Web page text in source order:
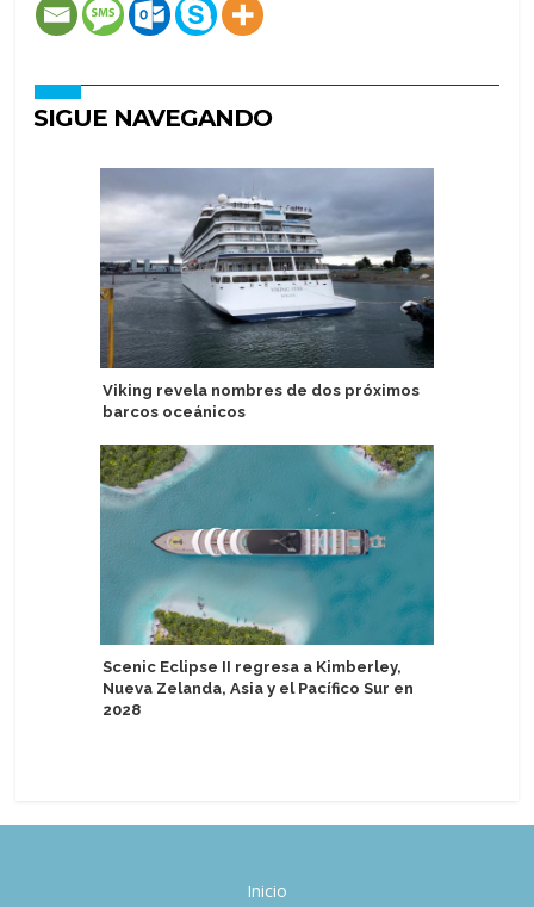
SIGUE NAVEGANDO
Viking revela nombres de dos próximos
barcos oceánicos
Scenic Eclipse II regresa a Kimberley,
Nueva Zelanda, Asia y el Pacífico Sur en
2028
Inicio